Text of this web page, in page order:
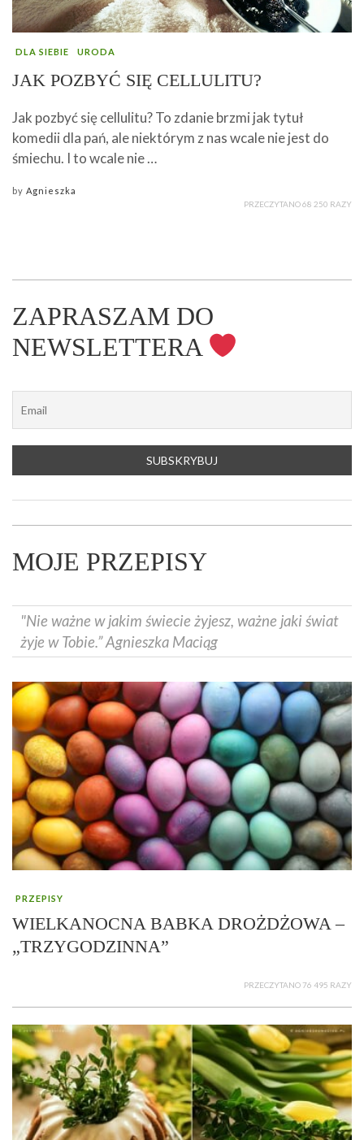
DLA SIEBIE URODA
JAK POZBYĆ SIĘ CELLULITU?
Jak pozbyć się cellulitu? To zdanie brzmi jak tytuł
komedii dla pań, ale niektórym z nas wcale nie jest do
śmiechu. I to wcale nie …
by Agnieszka
PRZECZYTANO 68 250 RAZY
ZAPRASZAM DO
NEWSLETTERA
MOJE PRZEPISY
"Nie ważne w jakim świecie żyjesz, ważne jaki świat
żyje w Tobie.” Agnieszka Maciąg
PRZEPISY
WIELKANOCNA BABKA DROŻDŻOWA –
„TRZYGODZINNA”
PRZECZYTANO 76 495 RAZY